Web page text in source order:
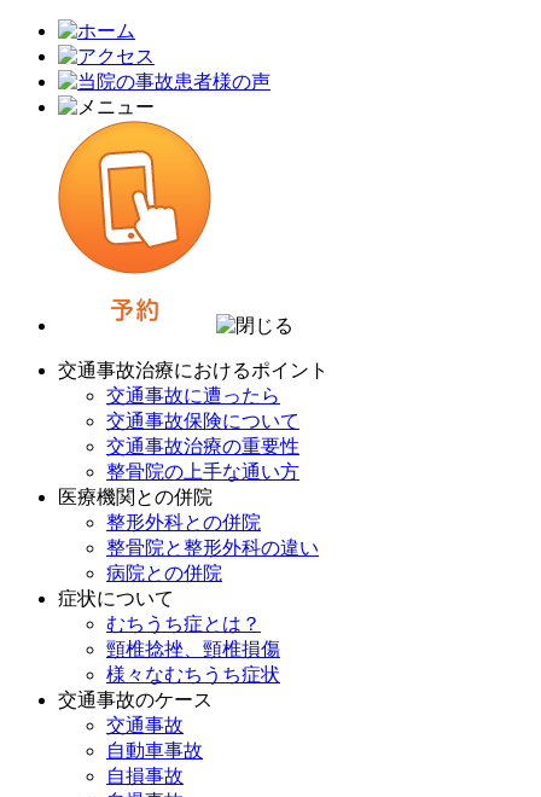
交通事故治療におけるポイント
交通事故に遭ったら
交通事故保険について
交通事故治療の重要性
整骨院の上手な通い方
医療機関との併院
整形外科との併院
整骨院と整形外科の違い
病院との併院
症状について
むちうち症とは？
頸椎捻挫、頸椎損傷
様々なむちうち症状
交通事故のケース
交通事故
自動車事故
自損事故